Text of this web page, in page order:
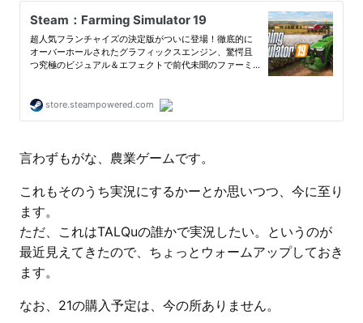
言わずもがな、農業ゲームです。
これもそのうち実況にするかーとか思いつつ、今に至り
ます。
ただ、これはTALQuの誰かで実況したい。というのが
最近見えてきたので、ちょっとウォームアップしておき
ます。
なお、21の購入予定は、今の所ありません。